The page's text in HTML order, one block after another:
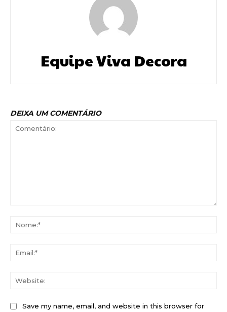
Equipe Viva Decora
DEIXA UM COMENTÁRIO
Save my name, email, and website in this browser for